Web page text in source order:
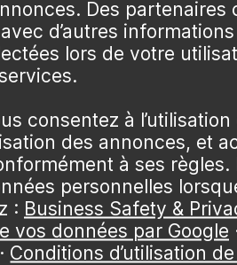
en pots, en jardinières, ou
formulé pour offrir
composé de matières
du sol.
adaptées à différents types
et d'extérieur. Il est équilibré
Des partenaires
d’autres
lors de votre
consentez à
des annonces, et
à ses règles.
personnelles
: Business Safety &
vos données par Google
· Conditions d’utilisation